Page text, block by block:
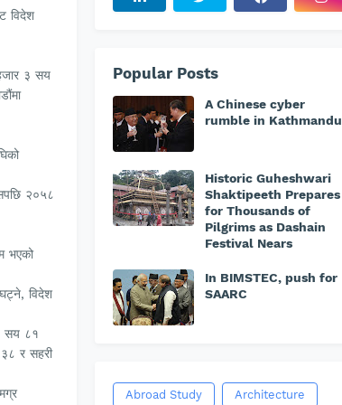
विदेश
३ सय
२०५८
भएको
विदेश
सय ८१
र सहरी
Popular Posts
A Chinese cyber
rumble in Kathmandu
Historic Guheshwari
Shaktipeeth Prepares
for Thousands of
Pilgrims as Dashain
Festival Nears
In BIMSTEC, push for
SAARC
Abroad Study Architecture